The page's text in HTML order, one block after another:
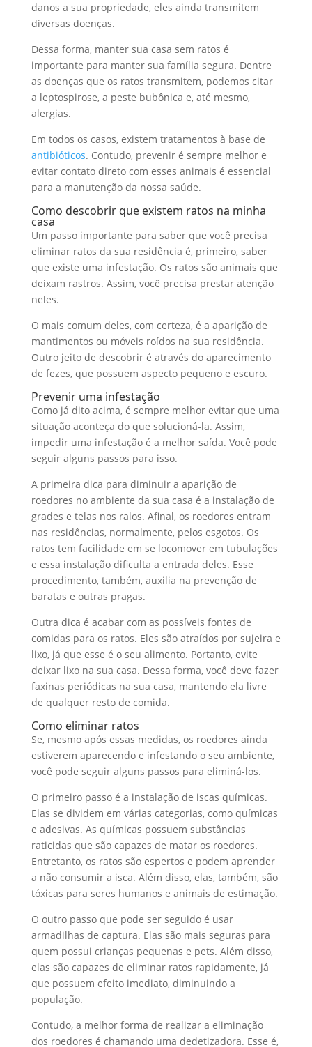
danos a sua propriedade, eles ainda transmitem
diversas doenças.
Dessa forma, manter sua casa sem ratos é
importante para manter sua família segura. Dentre
as doenças que os ratos transmitem, podemos citar
a leptospirose, a peste bubônica e, até mesmo,
alergias.
Em todos os casos, existem tratamentos à base de
antibióticos. Contudo, prevenir é sempre melhor e
evitar contato direto com esses animais é essencial
para a manutenção da nossa saúde.
Como descobrir que existem ratos na minha
casa
Um passo importante para saber que você precisa
eliminar ratos da sua residência é, primeiro, saber
que existe uma infestação. Os ratos são animais que
deixam rastros. Assim, você precisa prestar atenção
neles.
O mais comum deles, com certeza, é a aparição de
mantimentos ou móveis roídos na sua residência.
Outro jeito de descobrir é através do aparecimento
de fezes, que possuem aspecto pequeno e escuro.
Prevenir uma infestação
Como já dito acima, é sempre melhor evitar que uma
situação aconteça do que solucioná-la. Assim,
impedir uma infestação é a melhor saída. Você pode
seguir alguns passos para isso.
A primeira dica para diminuir a aparição de
roedores no ambiente da sua casa é a instalação de
grades e telas nos ralos. Afinal, os roedores entram
nas residências, normalmente, pelos esgotos. Os
ratos tem facilidade em se locomover em tubulações
e essa instalação dificulta a entrada deles. Esse
procedimento, também, auxilia na prevenção de
baratas e outras pragas.
Outra dica é acabar com as possíveis fontes de
comidas para os ratos. Eles são atraídos por sujeira e
lixo, já que esse é o seu alimento. Portanto, evite
deixar lixo na sua casa. Dessa forma, você deve fazer
faxinas periódicas na sua casa, mantendo ela livre
de qualquer resto de comida.
Como eliminar ratos
Se, mesmo após essas medidas, os roedores ainda
estiverem aparecendo e infestando o seu ambiente,
você pode seguir alguns passos para eliminá-los.
O primeiro passo é a instalação de iscas químicas.
Elas se dividem em várias categorias, como químicas
e adesivas. As químicas possuem substâncias
raticidas que são capazes de matar os roedores.
Entretanto, os ratos são espertos e podem aprender
a não consumir a isca. Além disso, elas, também, são
tóxicas para seres humanos e animais de estimação.
O outro passo que pode ser seguido é usar
armadilhas de captura. Elas são mais seguras para
quem possui crianças pequenas e pets. Além disso,
elas são capazes de eliminar ratos rapidamente, já
que possuem efeito imediato, diminuindo a
população.
Contudo, a melhor forma de realizar a eliminação
dos roedores é chamando uma dedetizadora. Esse é,